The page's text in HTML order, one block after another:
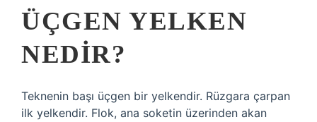
ÜÇGEN YELKEN
NEDIR?
Teknenin başı üçgen bir yelkendir. Rüzgara çarpan
ilk yelkendir. Flok, ana soketin üzerinden akan